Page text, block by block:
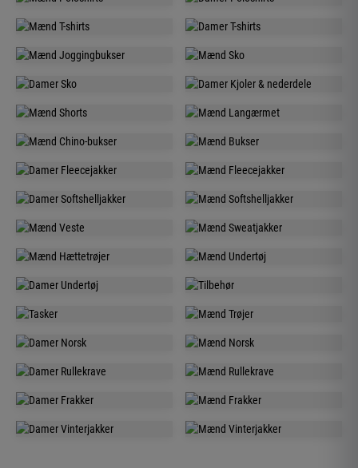
MÆND
POLOSHIRTS
DAMER
POLOSHIRTS
MÆND
T-SHIRTS
DAMER
T-SHIRTS
MÆND
JOGGINGBUKSER
MÆND
DAMER
SKO
DAMER
KJOLER &
NEDERDELE
MÆND
SHORTS
MÆND
LANGÆRMET
MÆND
CHINO-BUKSER
MÆND
BUKSER
DAMER
FLEECEJAKKER
MÆND
FLEECEJAKKER
DAMER
SOFTSHELLJAKKER
MÆND
SOFTSHELLJAKKER
MÆND
VESTE
MÆND
SWEATJAKKER
MÆND
HÆTTETRØJER
MÆND
UNDERTØJ
DAMER
UNDERTØJ
UNISEX
TILBEHØR
UNISEX
TASKER
MÆND
TRØJER
DAMER
NORSK
MÆND
NORSK
DAMER
RULLEKRAVE
MÆND
RULLEKRAVE
DAMER
MÆND